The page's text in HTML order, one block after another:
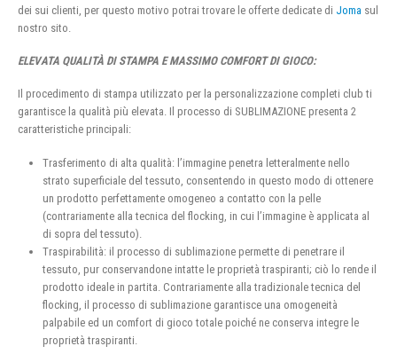
dei sui clienti, per questo motivo potrai trovare le offerte dedicate di Joma sul
nostro sito.
ELEVATA QUALITÀ DI STAMPA E MASSIMO COMFORT DI GIOCO:
Il procedimento di stampa utilizzato per la personalizzazione completi club ti
garantisce la qualità più elevata. Il processo di SUBLIMAZIONE presenta 2
caratteristiche principali:
Trasferimento di alta qualità: l’immagine penetra letteralmente nello
strato superficiale del tessuto, consentendo in questo modo di ottenere
un prodotto perfettamente omogeneo a contatto con la pelle
(contrariamente alla tecnica del flocking, in cui l’immagine è applicata al
di sopra del tessuto).
Traspirabilità: il processo di sublimazione permette di penetrare il
tessuto, pur conservandone intatte le proprietà traspiranti; ciò lo rende il
prodotto ideale in partita. Contrariamente alla tradizionale tecnica del
flocking, il processo di sublimazione garantisce una omogeneità
palpabile ed un comfort di gioco totale poiché ne conserva integre le
proprietà traspiranti.